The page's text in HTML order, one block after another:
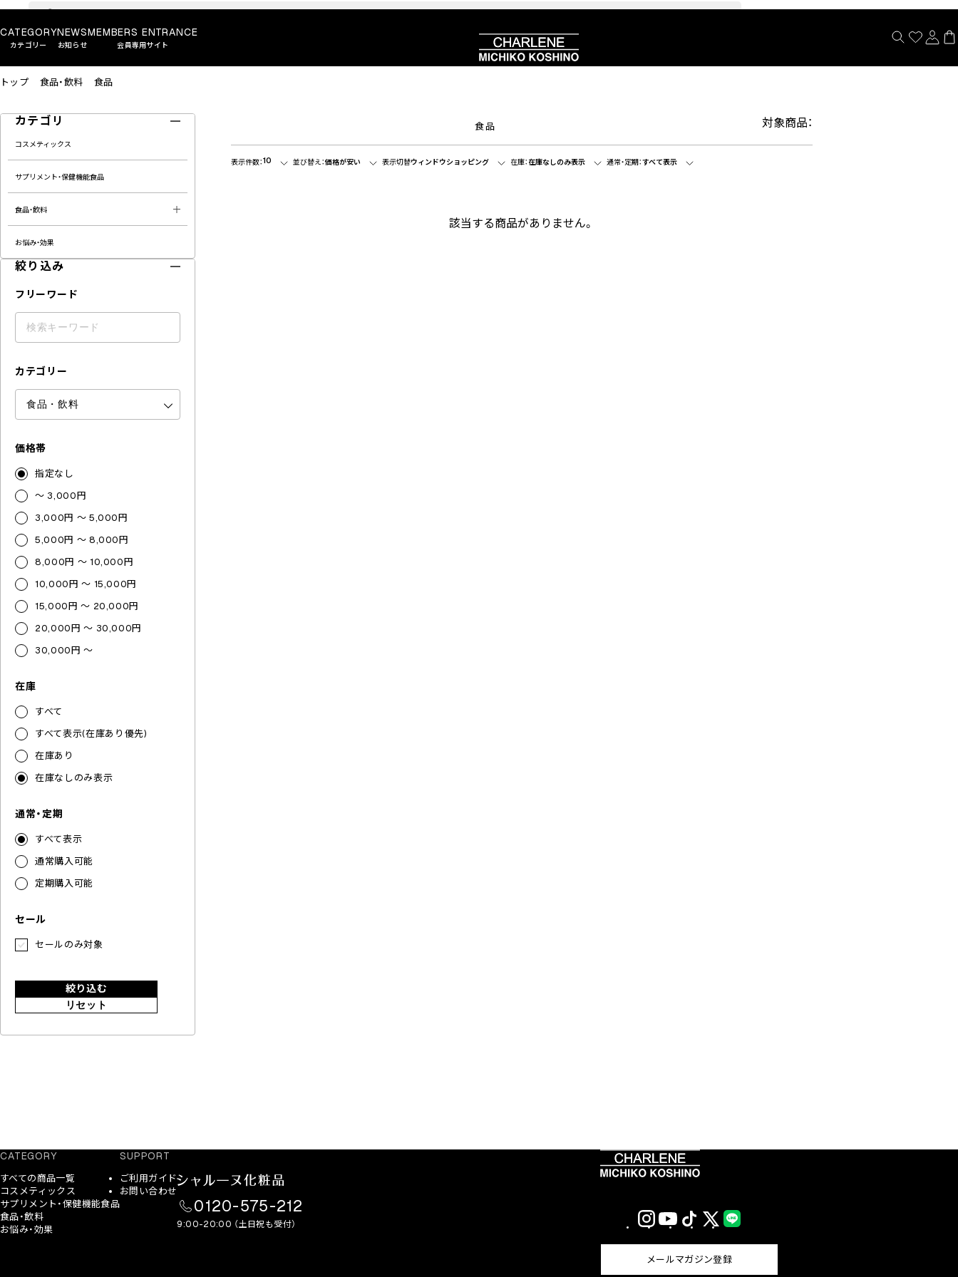
CATEGORY
カテゴリー
NEWS
お知らせ
MEMBERS ENTRANCE
会員専用サイト
トップ 食品・飲料 食品
カテゴリ
コスメティックス
サプリメント・保健機能食品
食品・飲料
お悩み・効果
絞り込み
フリーワード
カテゴリー
価格帯
指定なし
～ 3,000円
3,000円 ～ 5,000円
5,000円 ～ 8,000円
8,000円 ～ 10,000円
10,000円 ～ 15,000円
15,000円 ～ 20,000円
20,000円 ～ 30,000円
30,000円 ～
在庫
すべて
すべて表示(在庫あり優先)
在庫あり
在庫なしのみ表示
通常・定期
すべて表示
通常購入可能
定期購入可能
セール
セールのみ対象
絞り込む
リセット
食品 対象商品：
表示件数：10 並び替え：価格が安い 表示切替ウィンドウショッピング 在庫：在庫なしのみ表示 通常・定期：すべて表示
該当する商品がありません。
CATEGORY
すべての商品一覧
コスメティックス
サプリメント・保健機能食品
食品・飲料
お悩み・効果
SUPPORT
ご利用ガイド
お問い合わせ
0120-575-212
9:00-20:00 （土日祝も受付）
InstagramYouTubeTikTok X
(Twitter)
メールマガジン登録